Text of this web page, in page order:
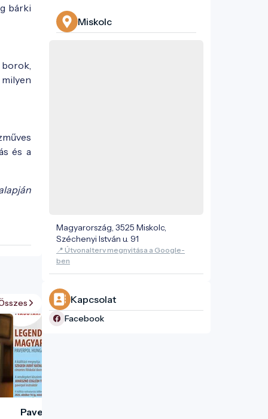
bárki
és a
Paverpol Hungary csoport
Miskolc
Magyarország, 3525 Miskolc,
Széchenyi István u. 91
📍 Útvonalterv megnyitása a Google-
ben
Kapcsolat
Facebook